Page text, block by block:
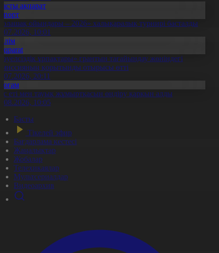
ақпарат
ойындары – 2026» халықаралық турнирі басталды
10:01
ұрпақтары» грантын тағайындау жөніндегі
қорытынды отырысы өтті
20:11
еті мен тауық жұмыртқасын өндіру қарқын алды
10:05
Басты
Тікелей эфир
Бағдарлама кестесі
Жаңалықтар
Жобалар
Телехикаялар
Мультсериалдар
Видеоархив